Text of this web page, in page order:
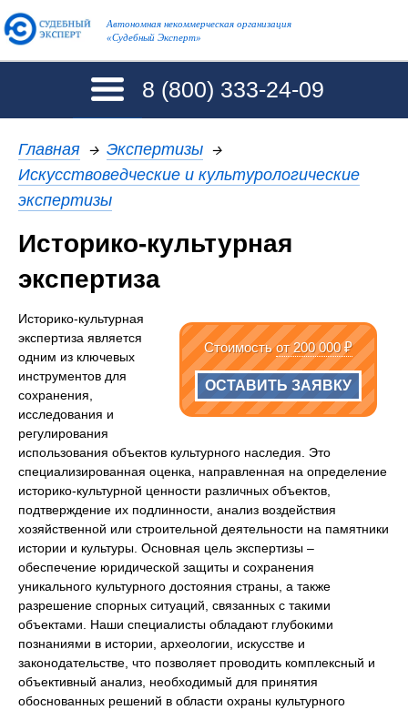
Автономная некоммерческая организация
«Судебный Эксперт»
8 (800) 333-24-09
Главная → Экспертизы →
Искусствоведческие и культурологические
экспертизы
Историко-культурная
экспертиза
Стоимостьот 200 000 ₽
ОСТАВИТЬ ЗАЯВКУ
Историко-культурная
экспертиза является
одним из ключевых
инструментов для
сохранения,
исследования и
регулирования
использования объектов культурного наследия. Это
специализированная оценка, направленная на определение
историко-культурной ценности различных объектов,
подтверждение их подлинности, анализ воздействия
хозяйственной или строительной деятельности на памятники
истории и культуры. Основная цель экспертизы –
обеспечение юридической защиты и сохранения
уникального культурного достояния страны, а также
разрешение спорных ситуаций, связанных с такими
объектами. Наши специалисты обладают глубокими
познаниями в истории, археологии, искусстве и
законодательстве, что позволяет проводить комплексный и
объективный анализ, необходимый для принятия
обоснованных решений в области охраны культурного